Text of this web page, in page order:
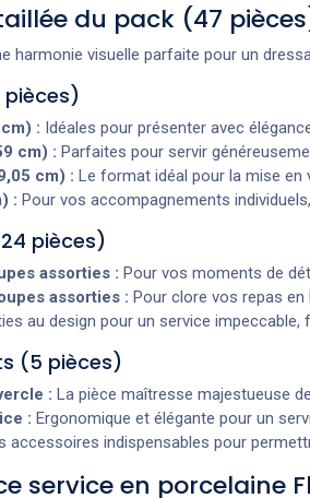
du pack (47
harmonie visuelle parfaite pour un
: Idéales pour présenter avec
cm) : Parfaites pour servir
cm) : Le format idéal pour la mise en
: Pour vos accompagnements
pièces)
assorties : Pour vos moments de
assorties : Pour clore vos repas
au design pour un service impeccable,
(5 pièces)
: La pièce maîtresse majestueuse
: Ergonomique et élégante pour un
accessoires indispensables pour
service en porcelaine